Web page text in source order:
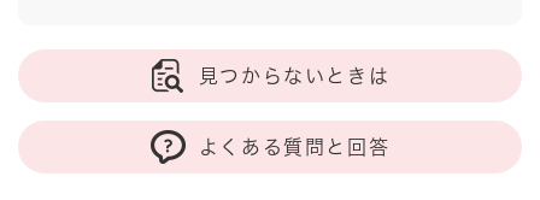
見つからないときは
よくある質問と回答